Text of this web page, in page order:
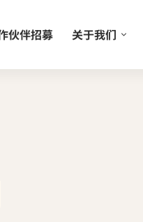
伙伴招募 关于我们